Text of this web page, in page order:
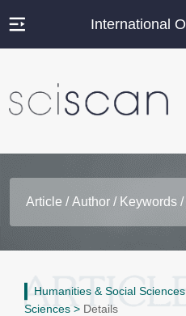
Humanities & Social Sciences
Sciences > Details